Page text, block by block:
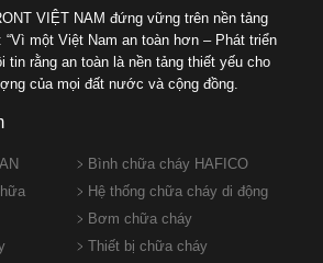
VIỆT NAM đứng vững trên nền tảng
một Việt Nam an toàn hơn – Phát triển
tin rằng an toàn là nền tảng thiết yếu cho
của mọi đất nước và cộng đồng.
Bình chữa cháy HAFICO
Hệ thống chữa cháy di động
Bơm chữa cháy
Thiết bị chữa cháy